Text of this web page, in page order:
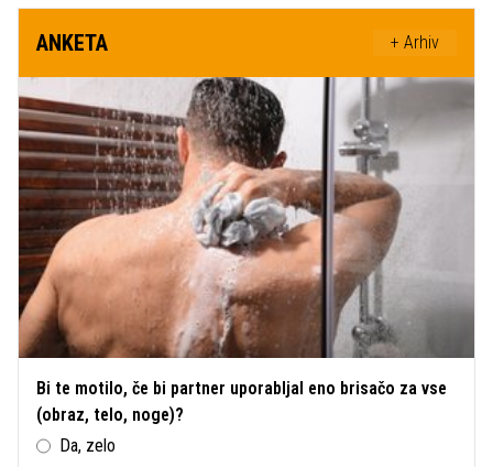
ANKETA + Arhiv
Bi te motilo, če bi partner uporabljal eno brisačo za vse
(obraz, telo, noge)?
Da, zelo